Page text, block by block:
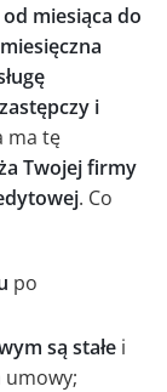
miesiąca do
i
ma tę
Twojej firmy
. Co
po
są stałei
umowy;